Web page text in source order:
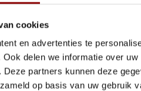
cookies
en advertenties te
delen we informatie over
partners kunnen deze
op basis van uw gebruik
bij textielproducten en